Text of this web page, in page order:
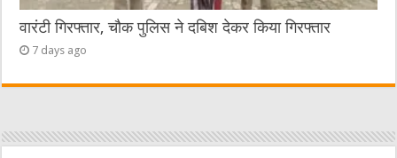
वारंटी गिरफ्तार, चौक पुलिस ने दबिश देकर किया गिरफ्तार
7 days ago